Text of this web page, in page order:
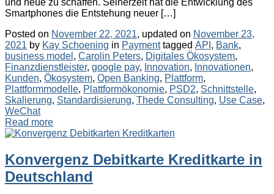
Smartphones die Entstehung neuer […]
Posted on November 22, 2021, updated on November 23,
2021 by Kay Schoening in Categories
Paymenttagged Tags
API , Bank,
business model , Carolin Peters, Digitales Ökosystem,
Finanzdienstleister, google pay, Innovation, Innovationen,
Kunden, Ökosystem, Open Banking, Plattform,
Plattformmodelle, Plattformökonomie, PSD2, Schnittstelle,
Skalierung, Standardisierung, Thede Consulting, Use Case,
WeChat
Read more
Konvergenz Debitkarte Kreditkarte in
Deutschland